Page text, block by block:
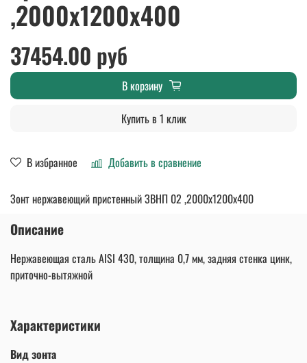
,2000х1200х400
В избранное Добавить в сравнение
37454.00 руб
В корзину
Купить в 1 клик
Зонт нержавеющий пристенный ЗВНП 02 ,2000х1200х400
Описание
Нержавеющая сталь AISI 430, толщина 0,7 мм, задняя стенка цинк,
приточно-вытяжной
Характеристики
Вид зонта